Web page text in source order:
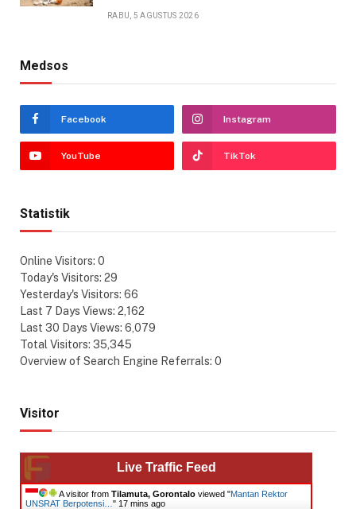
RABU, 5 AGUSTUS 2026
Medsos
Facebook Instagram
YouTube TikTok
Statistik
Online Visitors: 0
Today's Visitors: 29
Yesterday's Visitors: 66
Last 7 Days Views: 2,162
Last 30 Days Views: 6,079
Total Visitors: 35,345
Overview of Search Engine Referrals: 0
Visitor
Live Traffic Feed
A visitor from Tilamuta, Gorontalo viewed "Mantan Rektor
UNSRAT Berpotensi… " 17 mins ago